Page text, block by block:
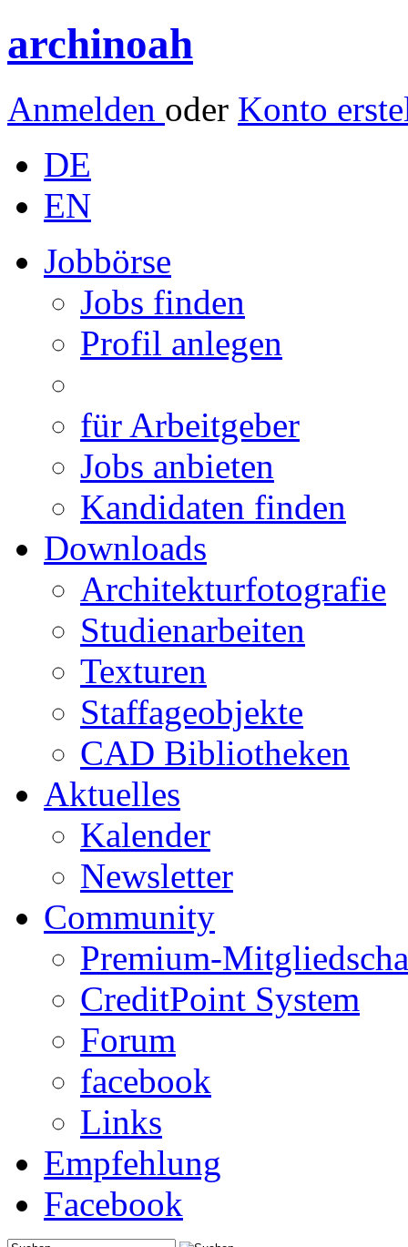
archinoah
Anmelden oder Konto
DE
EN
Jobbörse
Jobs finden
Profil anlegen
für Arbeitgeber
Jobs anbieten
Kandidaten finden
Downloads
Architekturfotografie
Studienarbeiten
Texturen
Staffageobjekte
CAD Bibliotheken
Aktuelles
Kalender
Newsletter
Community
Premium-
CreditPoint System
Forum
facebook
Links
Empfehlung
Facebook